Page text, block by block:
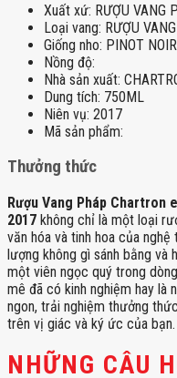
Xuất xứ: RƯỢU VANG
Loại vang: RƯỢU
Giống nho: PINOT NOIR
Nồng độ:
Nhà sản xuất:
Dung tích: 750ML
Niên vụ: 2017
Mã sản phẩm:
Thưởng thức
Rượu Vang Pháp
2017 không chỉ là một loại
văn hóa và tinh hoa của
lượng không gì sánh bằng và
một viên ngọc quý trong
mê đã có kinh nghiệm hay
ngon, trải nghiệm thưởng
trên vị giác và ký ức của bạn.
NHỮNG CÂU